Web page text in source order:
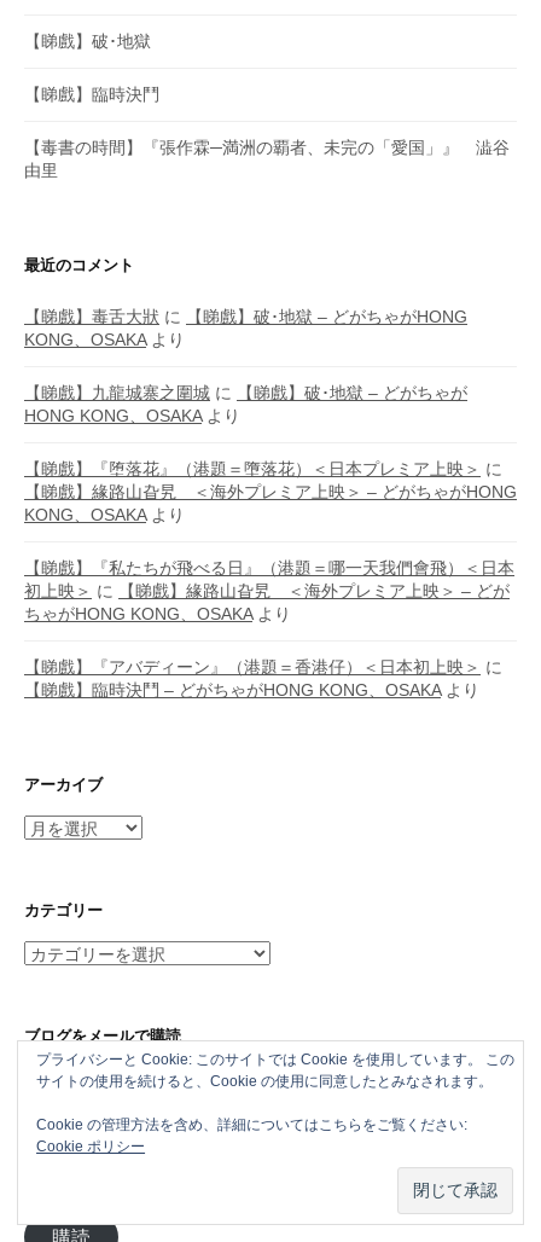
【睇戲】破･地獄
【睇戲】臨時決鬥
【毒書の時間】『張作霖─満洲の覇者、未完の「愛国」』 澁谷
由里
最近のコメント
【睇戲】毒舌大狀 に
【睇戲】破･地獄 – どがちゃがHONG
KONG、OSAKAより
【睇戲】九龍城寨之圍城 に
【睇戲】破･地獄 – どがちゃが
HONG KONG、OSAKAより
【睇戲】『堕落花』（港題＝墮落花）＜日本プレミア上映＞ に
【睇戲】緣路山旮旯 ＜海外プレミア上映＞ – どがちゃがHONG
KONG、OSAKAより
【睇戲】『私たちが飛べる日』（港題＝哪一天我們會飛）＜日本
初上映＞ に
【睇戲】緣路山旮旯 ＜海外プレミア上映＞ – どが
ちゃがHONG KONG、OSAKAより
【睇戲】『アバディーン』（港題＝香港仔）＜日本初上映＞ に
【睇戲】臨時決鬥 – どがちゃがHONG KONG、OSAKAより
アーカイブ
ア
イ
カテゴリー
カ
リ
ー
ブログをメールで購読
メールアドレスを記入して購読すれば、更新をメールで受信でき
メ
ア
購読
プライバシーと Cookie: このサイトでは Cookie を使用しています。 この
サイトの使用を続けると、Cookie の使用に同意したとみなされます。
Cookie の管理方法を含め、詳細についてはこちらをご覧ください:
Cookie ポリシー